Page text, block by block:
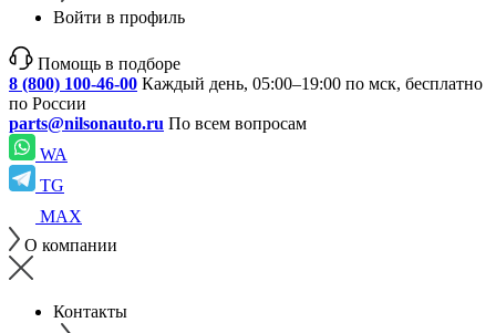
Войти в профиль
Помощь в подборе
8 (800) 100-46-00 Каждый день, 05:00–19:00 по мск, бесплатно
по России
parts@nilsonauto.ru По всем вопросам
WA
TG
MAX
О компании
Контакты